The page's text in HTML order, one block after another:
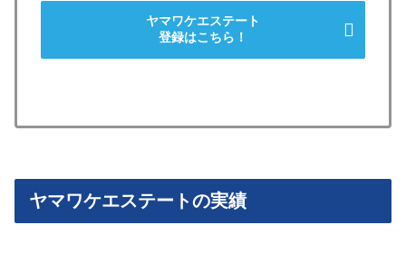
ヤマワケエステート
登録はこちら！
ヤマワケエステートの実績